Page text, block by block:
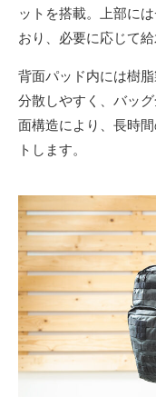
ットを搭載。上部に
おり、必要に応じて
背面パッド内には樹
分散しやすく、バッ
面構造により、長時
トします。